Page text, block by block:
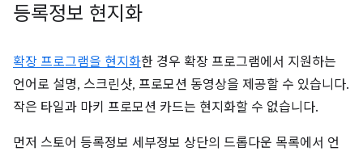
등록정보 현지화
확장 프로그램을 현지화한 경우 확장 프로그램에서 지원하는
언어로 설명, 스크린샷, 프로모션 동영상을 제공할 수 있습니다.
작은 타일과 마키 프로모션 카드는 현지화할 수 없습니다.
먼저 스토어 등록정보 세부정보 상단의 드롭다운 목록에서 언